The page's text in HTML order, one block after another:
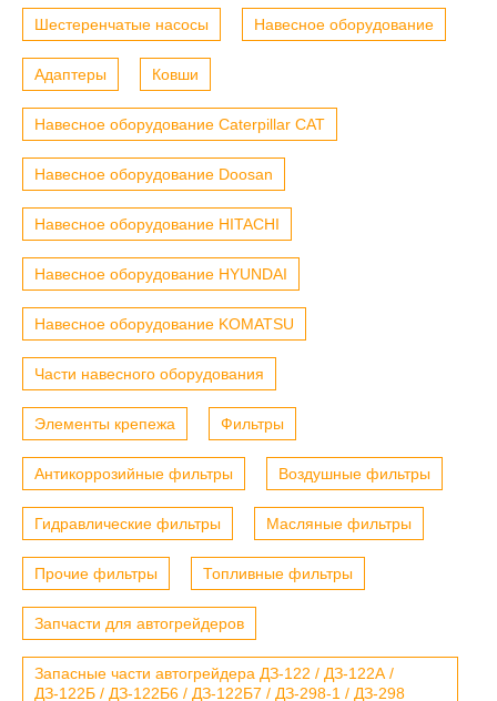
Шестеренчатые насосы Навесное оборудование
Адаптеры Ковши
Навесное оборудование Caterpillar CAT
Навесное оборудование Doosan
Навесное оборудование HITACHI
Навесное оборудование HYUNDAI
Навесное оборудование KOMATSU
Части навесного оборудования
Элементы крепежа Фильтры
Антикоррозийные фильтры Воздушные фильтры
Гидравлические фильтры Масляные фильтры
Прочие фильтры Топливные фильтры
Запчасти для автогрейдеров
Запасные части автогрейдера ДЗ-122 / ДЗ-122А /
ДЗ-122Б / ДЗ-122Б6 / ДЗ-122Б7 / ДЗ-298-1 / ДЗ-298